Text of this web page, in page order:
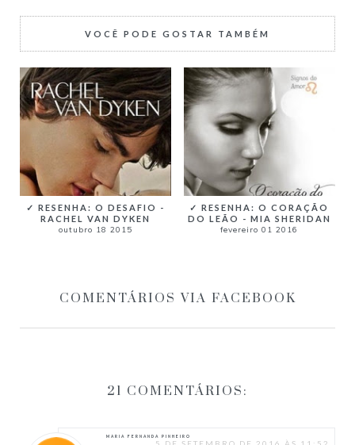
VOCÊ PODE GOSTAR TAMBÉM
✓ RESENHA: O DESAFIO -
RACHEL VAN DYKEN
outubro 18 2015
✓ RESENHA: O CORAÇÃO
DO LEÃO - MIA SHERIDAN
fevereiro 01 2016
COMENTÁRIOS VIA FACEBOOK
21 COMENTÁRIOS:
MARIA FERNANDA PINHEIRO